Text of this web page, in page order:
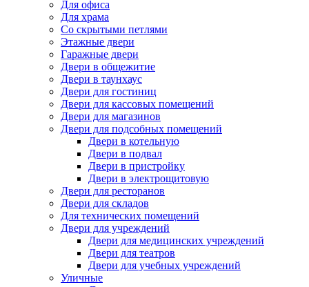
Для офиса
Для храма
Со скрытыми петлями
Этажные двери
Гаражные двери
Двери в общежитие
Двери в таунхаус
Двери для гостиниц
Двери для кассовых помещений
Двери для магазинов
Двери для подсобных помещений
Двери в котельную
Двери в подвал
Двери в пристройку
Двери в электрощитовую
Двери для ресторанов
Двери для складов
Для технических помещений
Двери для учреждений
Двери для медицинских учреждений
Двери для театров
Двери для учебных учреждений
Уличные